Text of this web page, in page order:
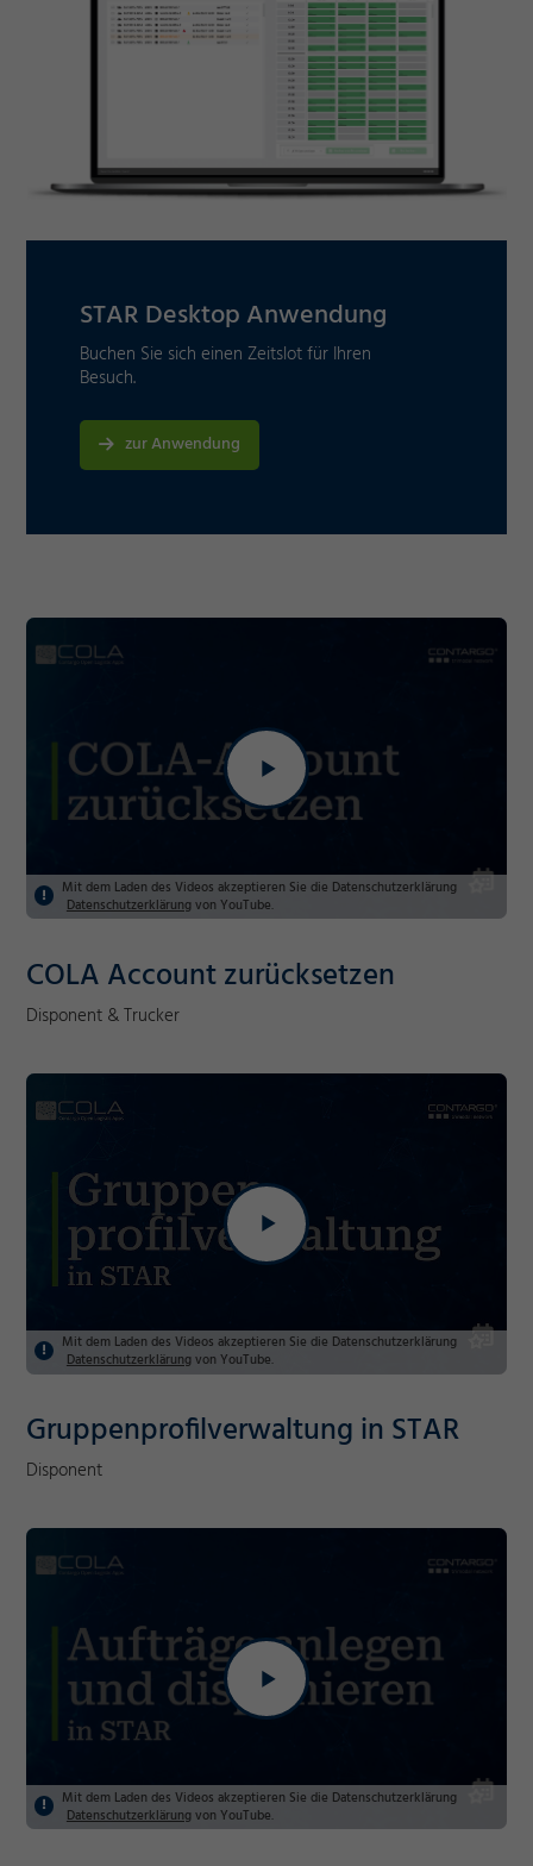
STAR Desktop Anwendung
Buchen Sie sich einen Zeitslot für Ihren
Besuch.
zur Anwendung
Mit dem Laden des Videos akzeptieren Sie die Datenschutzerklärung
Datenschutzerklärungvon YouTube.
COLA Account zurücksetzen
Disponent & Trucker
Mit dem Laden des Videos akzeptieren Sie die Datenschutzerklärung
Datenschutzerklärungvon YouTube.
Gruppenprofilverwaltung in STAR
Disponent
Mit dem Laden des Videos akzeptieren Sie die Datenschutzerklärung
Datenschutzerklärungvon YouTube.